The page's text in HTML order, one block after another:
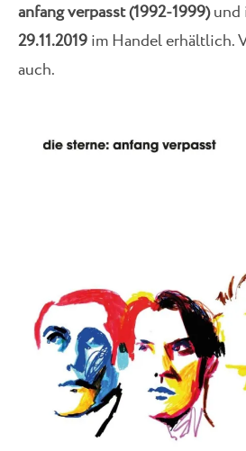
anfang verpasst (1992-1999)und
29.11.2019im Handel erhältlich.
auch.